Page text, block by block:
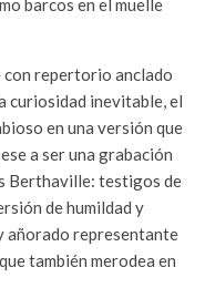
barcos en el muelle
repertorio anclado
curiosidad inevitable, el
en una versión que
a ser una grabación
Berthaville: testigos de
de humildad y
añorado representante
también merodea en